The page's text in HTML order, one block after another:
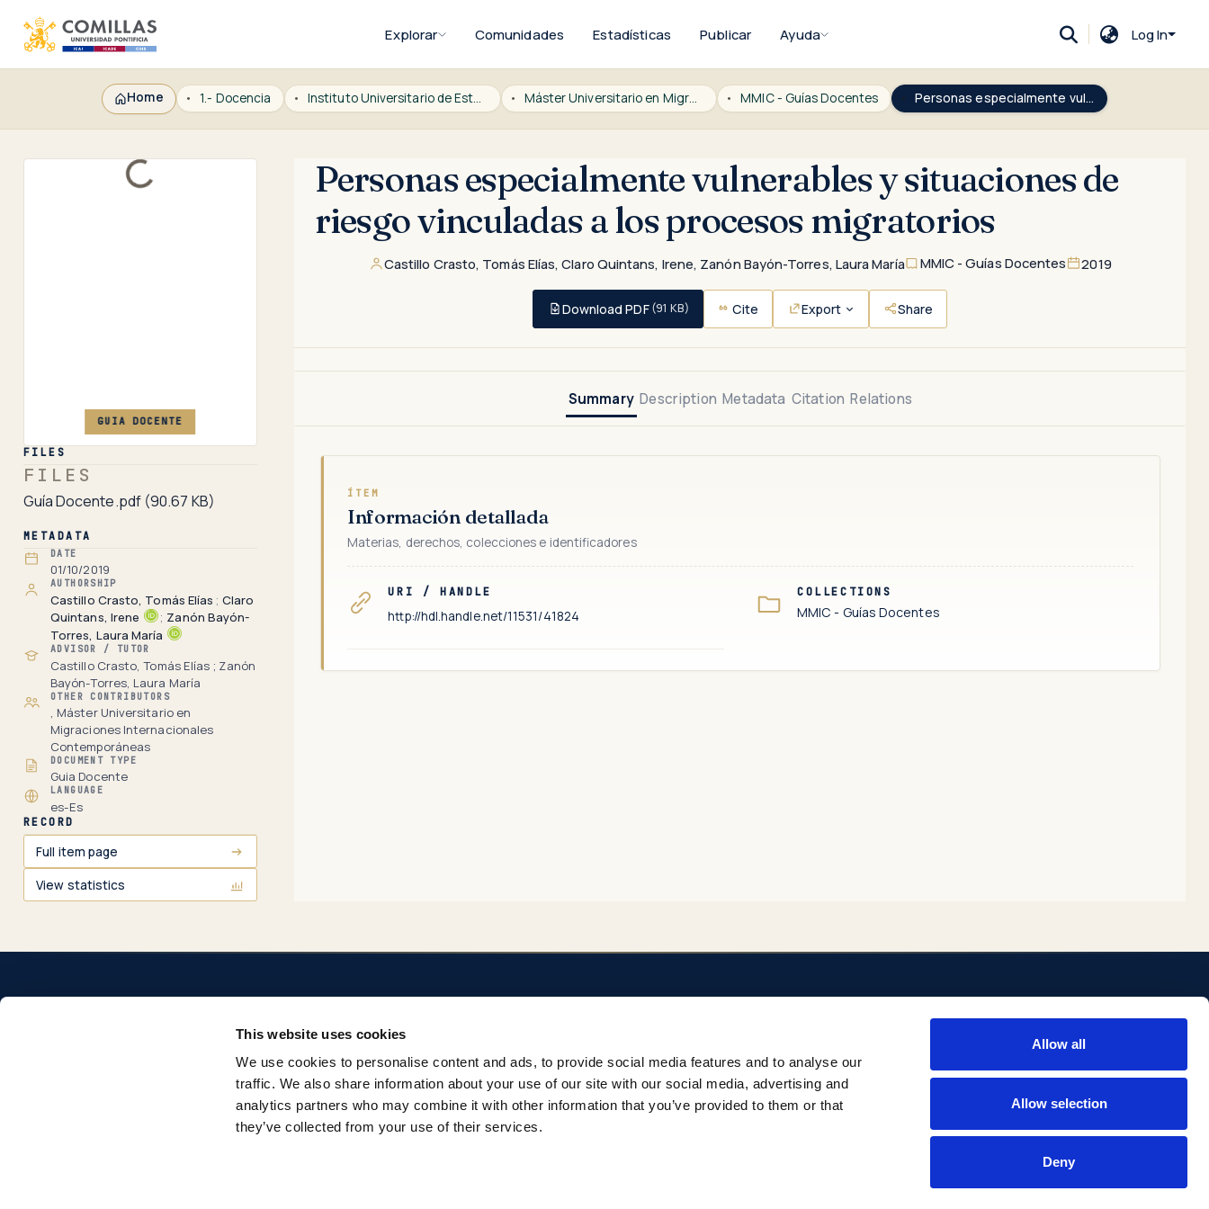
This website uses cookies
We use cookies to personalise content and ads, to provide social media features and to analyse our
traffic. We also share information about your use of our site with our social media, advertising and
analytics partners who may combine it with other information that you’ve provided to them or that
they’ve collected from your use of their services.
Allow all
Allow selection
Deny
Explorar Comunidades Estadísticas Publicar Ayuda Log In
Home 1.- Docencia Instituto Universitario de Estudios sobre Migraciones Máster Universitario en Migraciones Internacionales MMIC - Guías Docentes Personas especialmente vulnerables y situaciones de riesgo vinculadas a los procesos migratorios
Loading...
GUIA DOCENTE
FILES
FILES
Guía Docente.pdf (90.67 KB)
METADATA
DATE
01/10/2019
AUTHORSHIP
Castillo Crasto, Tomás Elías ; Claro
Quintans, Irene
; Zanón Bayón-
Torres, Laura María
ADVISOR / TUTOR
Castillo Crasto, Tomás Elías ; Zanón
Bayón-Torres, Laura María
OTHER CONTRIBUTORS
, Máster Universitario en
Migraciones Internacionales
Contemporáneas
DOCUMENT TYPE
Guia Docente
LANGUAGE
es-Es
RECORD
Full item page
View statistics
Personas especialmente vulnerables y situaciones de
riesgo vinculadas a los procesos migratorios
Castillo Crasto, Tomás Elías,Claro Quintans, Irene, Zanón Bayón-Torres, Laura María MMIC - Guías Docentes 2019
Download PDF(91 KB) Cite Export Share
Summary Description Metadata Citation Relations
ÍTEM
Información detallada
Materias, derechos, colecciones e identificadores
URI / HANDLE
http://hdl.handle.net/11531/41824
COLLECTIONS
MMIC - Guías Docentes
Comillas. Acceso abierto a la producción académica e
Términos
Contacto
Investigación Comillas